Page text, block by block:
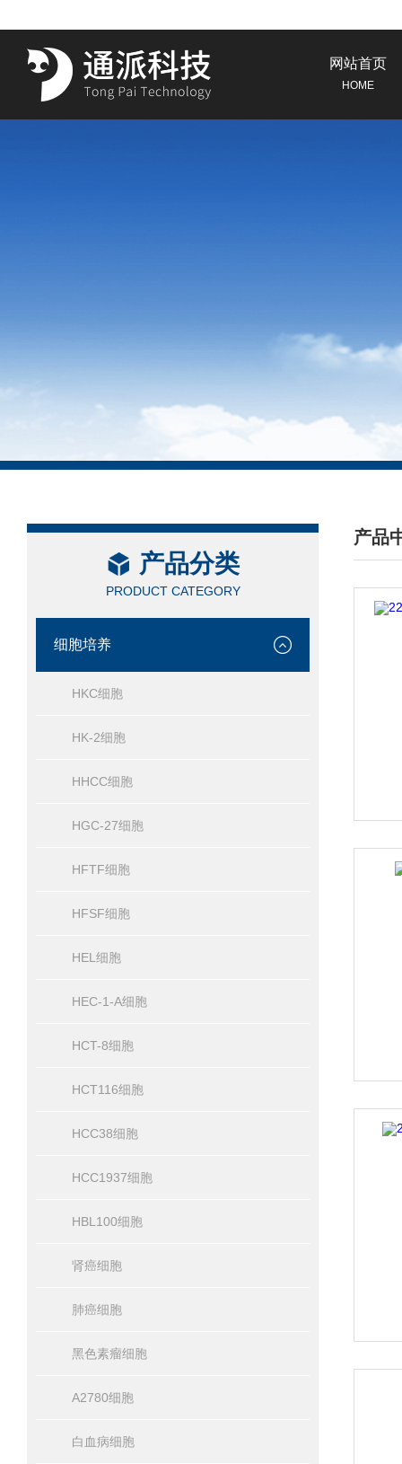
网站首页
HOME
产品分类
PRODUCT CATEGORY
细胞培养
HKC细胞
HK-2细胞
HHCC细胞
HGC-27细胞
HFTF细胞
HFSF细胞
HEL细胞
HEC-1-A细胞
HCT-8细胞
HCT116细胞
HCC38细胞
HCC1937细胞
HBL100细胞
肾癌细胞
肺癌细胞
黑色素瘤细胞
A2780细胞
白血病细胞
产品
/